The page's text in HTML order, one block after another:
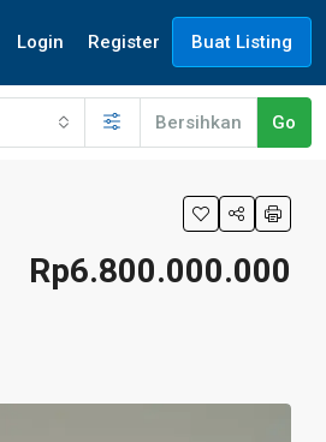
Login Register Buat Listing
Bersihkan Go
Rp6.800.000.000